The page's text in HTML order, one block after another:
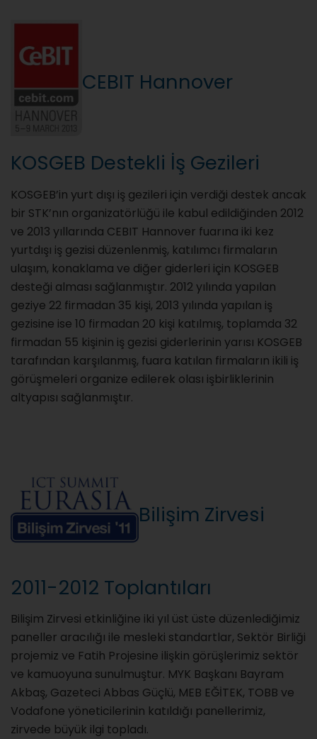
CEBIT Hannover
KOSGEB Destekli İş Gezileri
KOSGEB’in yurt dışı iş gezileri için verdiği destek ancak
bir STK’nın organizatörlüğü ile kabul edildiğinden 2012
ve 2013 yıllarında CEBIT Hannover fuarına iki kez
yurtdışı iş gezisi düzenlenmiş, katılımcı firmaların
ulaşım, konaklama ve diğer giderleri için KOSGEB
desteği alması sağlanmıştır. 2012 yılında yapılan
geziye 22 firmadan 35 kişi, 2013 yılında yapılan iş
gezisine ise 10 firmadan 20 kişi katılmış, toplamda 32
firmadan 55 kişinin iş gezisi giderlerinin yarısı KOSGEB
tarafından karşılanmış, fuara katılan firmaların ikili iş
görüşmeleri organize edilerek olası işbirliklerinin
altyapısı sağlanmıştır.
Bilişim Zirvesi
2011-2012 Toplantıları
Bilişim Zirvesi etkinliğine iki yıl üst üste düzenlediğimiz
paneller aracılığı ile mesleki standartlar, Sektör Birliği
projemiz ve Fatih Projesine ilişkin görüşlerimiz sektör
ve kamuoyuna sunulmuştur. MYK Başkanı Bayram
Akbaş, Gazeteci Abbas Güçlü, MEB EĞİTEK, TOBB ve
Vodafone yöneticilerinin katıldığı panellerimiz,
zirvede büyük ilgi topladı.